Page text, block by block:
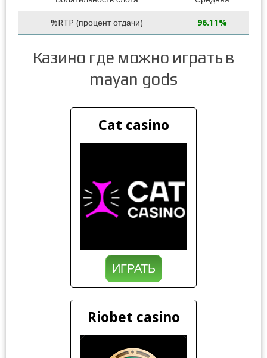
%RTP (процент отдачи) 96.11%
Казино где можно играть в
mayan gods
Cat casino
ИГРАТЬ
Riobet casino